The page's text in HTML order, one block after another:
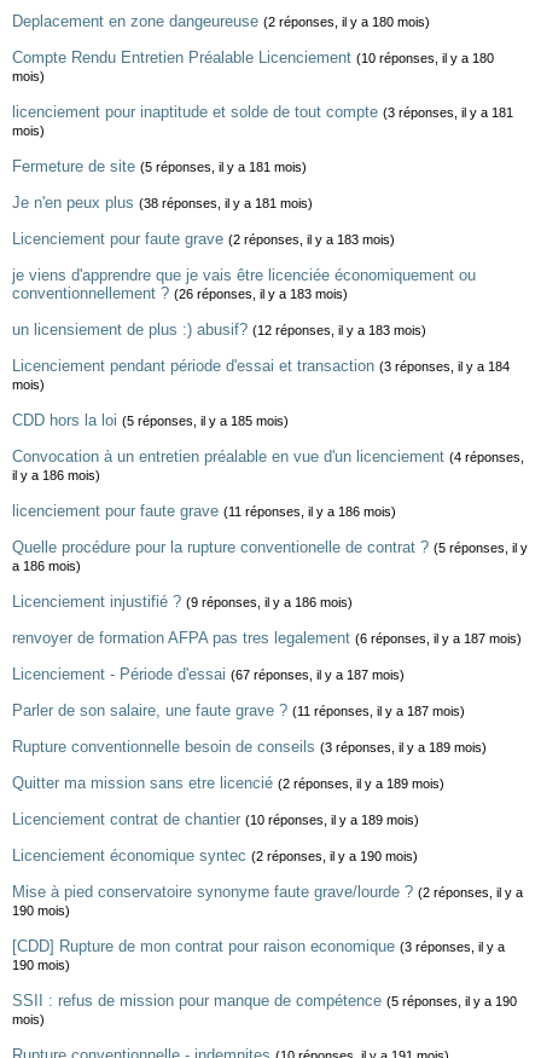
Deplacement en zone dangeureuse (2 réponses, il y a 180 mois)
Compte Rendu Entretien Préalable Licenciement (10 réponses, il y a 180
mois)
licenciement pour inaptitude et solde de tout compte (3 réponses, il y a 181
mois)
Fermeture de site (5 réponses, il y a 181 mois)
Je n'en peux plus (38 réponses, il y a 181 mois)
Licenciement pour faute grave (2 réponses, il y a 183 mois)
je viens d'apprendre que je vais être licenciée économiquement ou
conventionnellement ? (26 réponses, il y a 183 mois)
un licensiement de plus :) abusif? (12 réponses, il y a 183 mois)
Licenciement pendant période d'essai et transaction (3 réponses, il y a 184
mois)
CDD hors la loi (5 réponses, il y a 185 mois)
Convocation à un entretien préalable en vue d'un licenciement (4 réponses,
il y a 186 mois)
licenciement pour faute grave (11 réponses, il y a 186 mois)
Quelle procédure pour la rupture conventionelle de contrat ? (5 réponses, il y
a 186 mois)
Licenciement injustifié ? (9 réponses, il y a 186 mois)
renvoyer de formation AFPA pas tres legalement (6 réponses, il y a 187 mois)
Licenciement - Période d'essai (67 réponses, il y a 187 mois)
Parler de son salaire, une faute grave ? (11 réponses, il y a 187 mois)
Rupture conventionnelle besoin de conseils (3 réponses, il y a 189 mois)
Quitter ma mission sans etre licencié (2 réponses, il y a 189 mois)
Licenciement contrat de chantier (10 réponses, il y a 189 mois)
Licenciement économique syntec (2 réponses, il y a 190 mois)
Mise à pied conservatoire synonyme faute grave/lourde ? (2 réponses, il y a
190 mois)
[CDD] Rupture de mon contrat pour raison economique (3 réponses, il y a
190 mois)
SSII : refus de mission pour manque de compétence (5 réponses, il y a 190
mois)